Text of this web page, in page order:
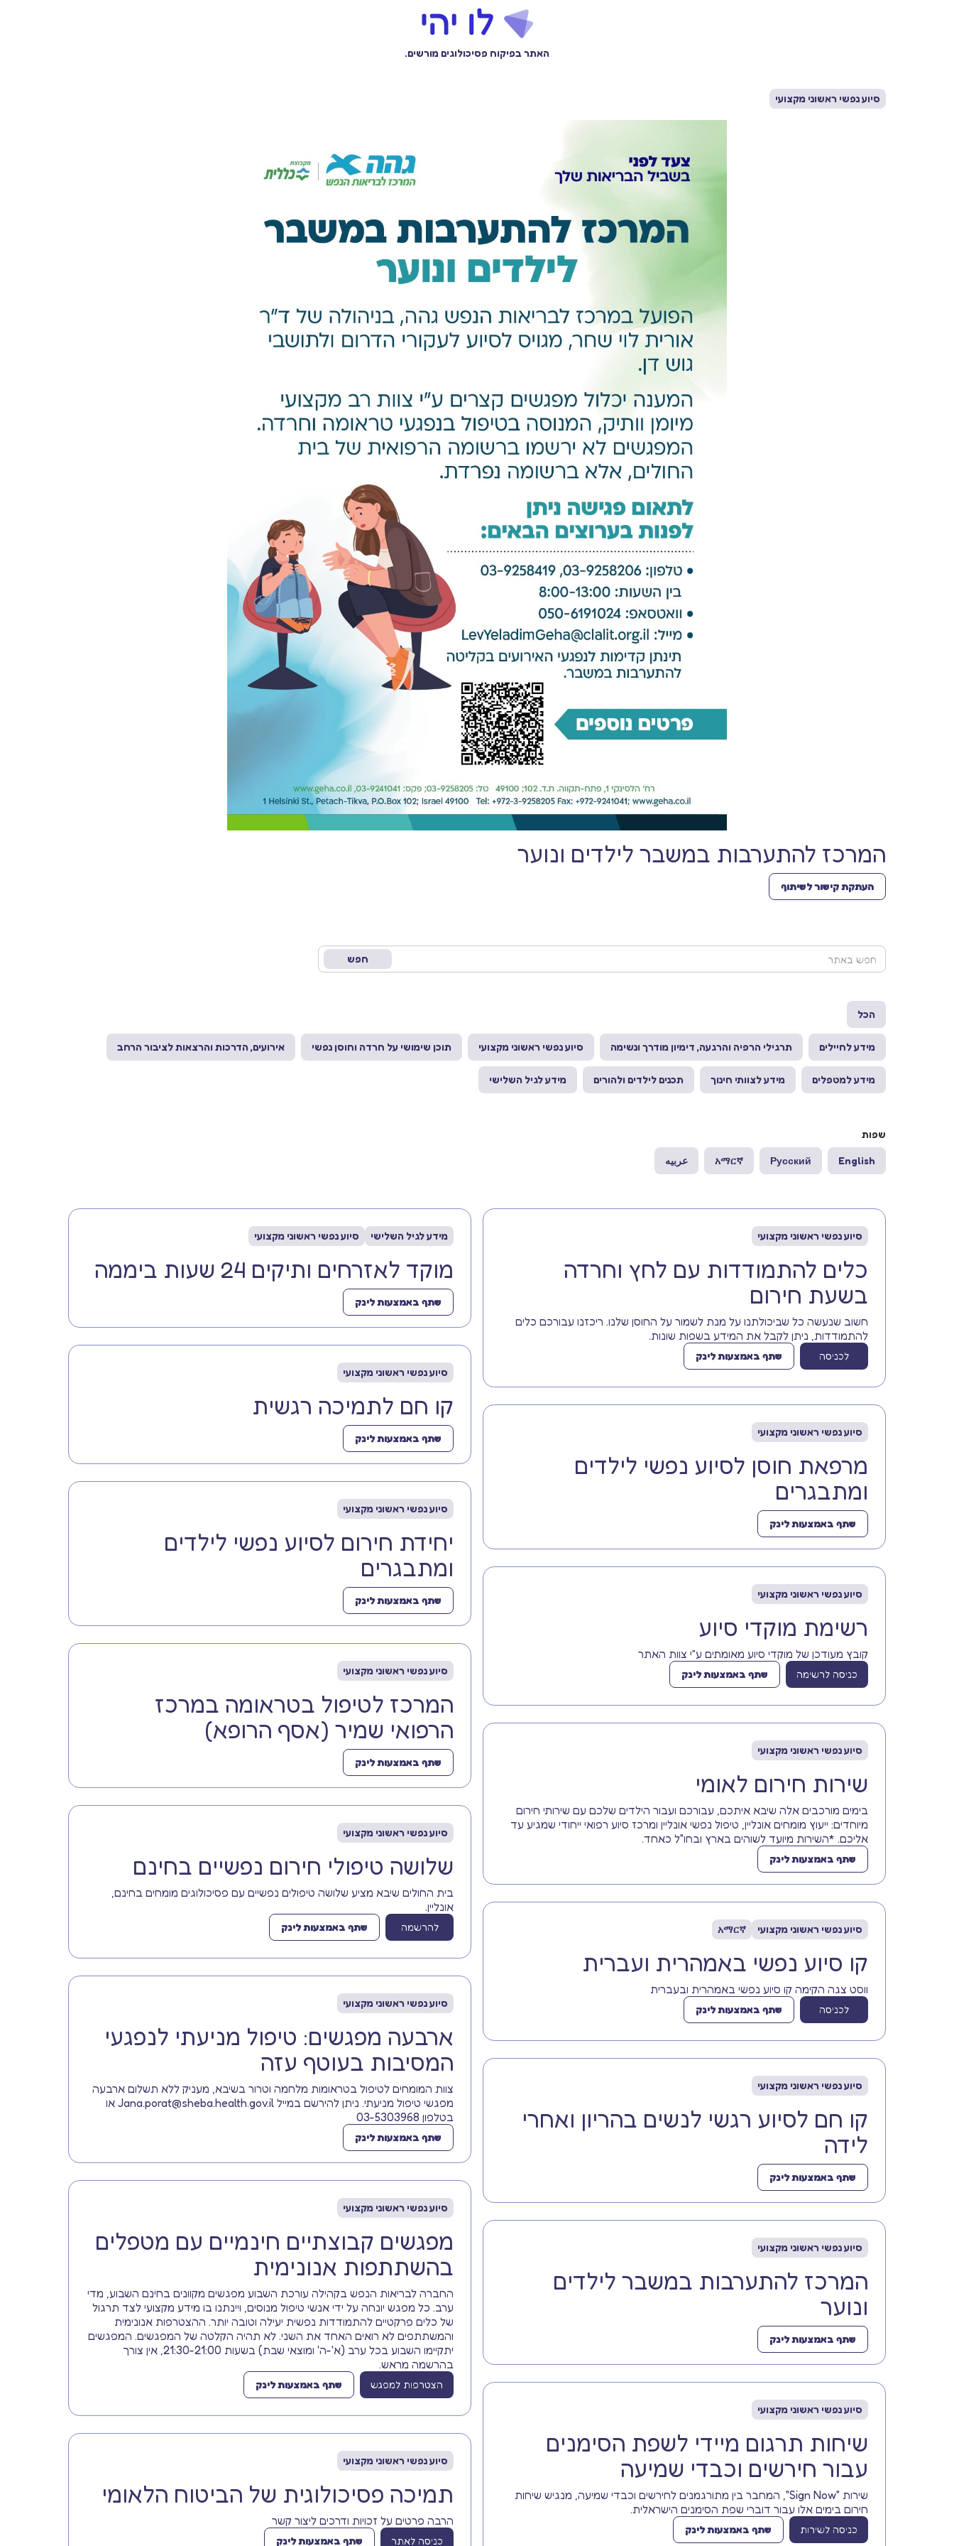
האתר בפיקוח פסיכולוגים מורשים.
סיוע נפשי ראשוני מקצועי
המרכז להתערבות במשבר לילדים ונוער
העתקת קישור לשיתוף
הכל
מידע לחיילים תרגילי הרפיה והרגעה, דימיון מודרך ונשימה סיוע נפשי ראשוני מקצועי תוכן שימושי על חרדה וחוסן נפשי אירועים, הדרכות והרצאות לציבור הרחב
מידע למטפלים מידע לצוותי חינוך תכנים לילדים ולהורים מידע לגיל השלישי
שפות
English
Русский
አማርኛ عربيه
סיוע נפשי ראשוני מקצועי
כלים להתמודדות עם לחץ וחרדה
בשעת חירום
חשוב שנעשה כל שביכולתנו על מנת לשמור על החוסן שלנו. ריכזנו עבורכם כלים
להתמודדות, ניתן לקבל את המידע בשפות שונות.
לכניסה שתף באמצעות לינק
סיוע נפשי ראשוני מקצועי
מרפאת חוסן לסיוע נפשי לילדים
ומתבגרים
שתף באמצעות לינק
סיוע נפשי ראשוני מקצועי
רשימת מוקדי סיוע
קובץ מעודכן של מוקדי סיוע מאומתים ע״י צוות האתר
כניסה לרשימה שתף באמצעות לינק
סיוע נפשי ראשוני מקצועי
שירות חירום לאומי
בימים מורכבים אלה שיבא איתכם, עבורכם ועבור הילדים שלכם עם שירותי חירום
מיוחדים: ייעוץ מומחים אונליין, טיפול נפשי אונליין ומרכז סיוע רפואי ייחודי שמגיע עד
אליכם. *השירות מיועד לשוהים בארץ ובחו"ל כאחד.
שתף באמצעות לינק
סיוע נפשי ראשוני מקצועי አማርኛ
קו סיוע נפשי באמהרית ועברית
ווסט צגה הקימה קו סיוע נפשי באמהרית ובעברית
לכניסה שתף באמצעות לינק
סיוע נפשי ראשוני מקצועי
קו חם לסיוע רגשי לנשים בהריון ואחרי
לידה
שתף באמצעות לינק
סיוע נפשי ראשוני מקצועי
המרכז להתערבות במשבר לילדים
ונוער
שתף באמצעות לינק
סיוע נפשי ראשוני מקצועי
שיחות תרגום מיידי לשפת הסימנים
עבור חירשים וכבדי שמיעה
שירות "Sign Now", המחבר בין מתורגמנים לחירשים וכבדי שמיעה, מנגיש שיחות
חירום בימים אלו עבור דוברי שפת הסימנים הישראלית.
כניסה לשירות שתף באמצעות לינק
מידע לגיל השלישי סיוע נפשי ראשוני מקצועי
מוקד לאזרחים ותיקים 24 שעות ביממה
שתף באמצעות לינק
סיוע נפשי ראשוני מקצועי
קו חם לתמיכה רגשית
שתף באמצעות לינק
סיוע נפשי ראשוני מקצועי
יחידת חירום לסיוע נפשי לילדים
ומתבגרים
שתף באמצעות לינק
סיוע נפשי ראשוני מקצועי
המרכז לטיפול בטראומה במרכז
הרפואי שמיר (אסף הרופא)
שתף באמצעות לינק
סיוע נפשי ראשוני מקצועי
שלושה טיפולי חירום נפשיים בחינם
בית החולים שיבא מציע שלושה טיפולים נפשיים עם פסיכולוגים מומחים בחינם,
אונליין.
להרשמה שתף באמצעות לינק
סיוע נפשי ראשוני מקצועי
ארבעה מפגשים: טיפול מניעתי לנפגעי
המסיבות בעוטף עזה
צוות המומחים לטיפול בטראומות מלחמה וטרור בשיבא, מעניק ללא תשלום ארבעה
מפגשי טיפול מניעתי. ניתן להירשם במייל Jana.porat@sheba.health.gov.il או
בטלפון 03-5303968
שתף באמצעות לינק
סיוע נפשי ראשוני מקצועי
מפגשים קבוצתיים חינמיים עם מטפלים
בהשתתפות אנונימית
החברה לבריאות הנפש בקהילה עורכת השבוע מפגשים מקוונים בחינם השבוע, מדי
ערב. כל מפגש יונחה על ידי אנשי טיפול מנוסים, ויינתנו בו מידע מקצועי לצד תרגול
של כלים פרקטיים להתמודדות נפשית יעילה וטובה יותר. ההצטרפות אנונימית
והמשתתפים לא רואים האחד את השני. לא תהיה הקלטה של המפגשים. המפגשים
יתקיימו השבוע בכל ערב (א'-ה' ומוצאי שבת) בשעות 21:30-21:00, אין צורך
בהרשמה מראש.
הצטרפות למפגש שתף באמצעות לינק
סיוע נפשי ראשוני מקצועי
תמיכה פסיכולוגית של הביטוח הלאומי
הרבה פרטים על זכויות ודרכים ליצור קשר
כניסה לאתר שתף באמצעות לינק